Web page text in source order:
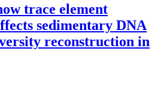
trace element
sedimentary DNA
reconstruction in